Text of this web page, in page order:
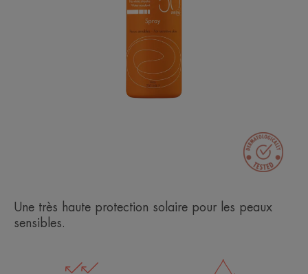
Une très haute protection solaire pour les peaux
sensibles.